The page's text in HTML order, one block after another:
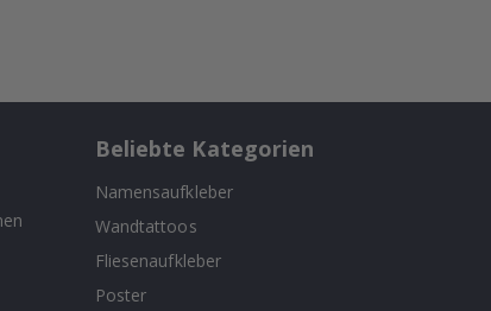
Beliebte Kategorien
Namensaufkleber
Wandtattoos
Fliesenaufkleber
Poster